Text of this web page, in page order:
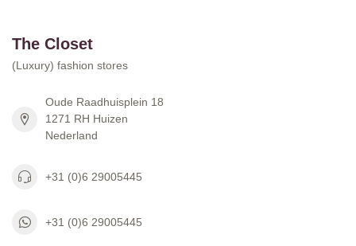
The Closet
(Luxury) fashion stores
Oude Raadhuisplein 18
1271 RH Huizen
Nederland
+31 (0)6 29005445
+31 (0)6 29005445